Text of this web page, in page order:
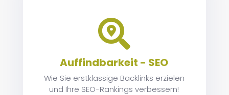

Auffindbarkeit - SEO
Wie Sie erstklassige Backlinks erzielen
und Ihre SEO-Rankings verbessern!